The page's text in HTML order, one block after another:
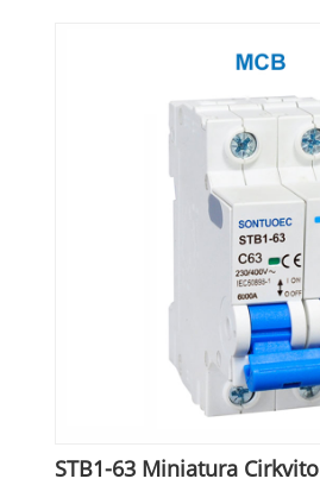
STB1-63 Miniatura Cirkvito